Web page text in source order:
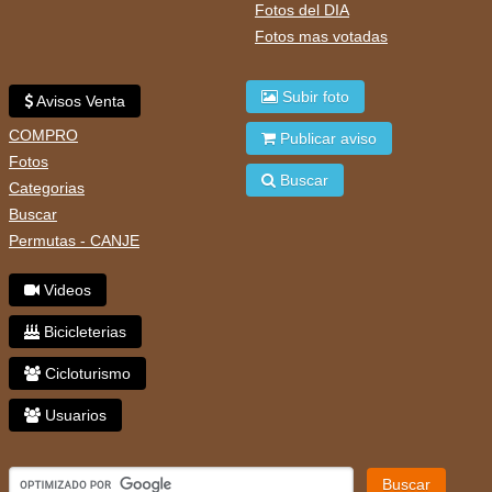
Fotos del DIA
Fotos mas votadas
Avisos Venta
COMPRO
Fotos
Categorias
Buscar
Permutas - CANJE
Videos
Bicicleterias
Cicloturismo
Usuarios
Subir foto
Publicar aviso
Buscar
Buscar